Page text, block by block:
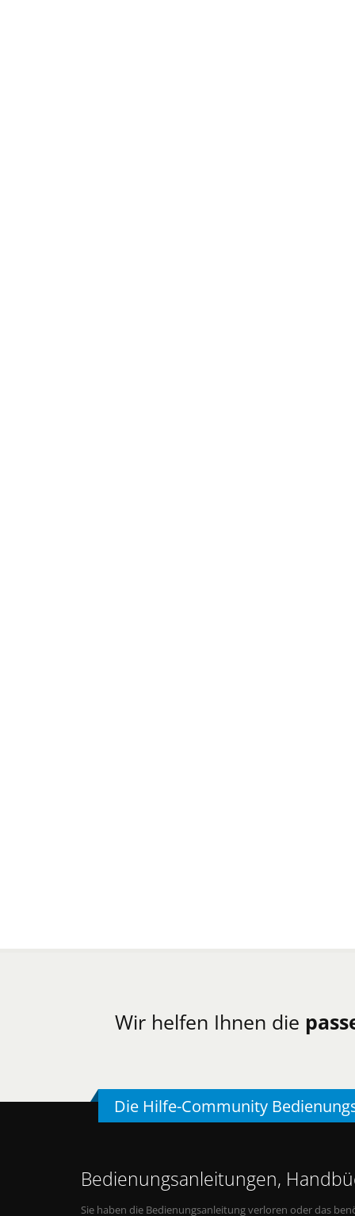
Wir helfen Ihnen die
Die Hilfe-Community
Bedienungsanleitungen,
Sie haben die Bedienungsanleitung verloren oder das